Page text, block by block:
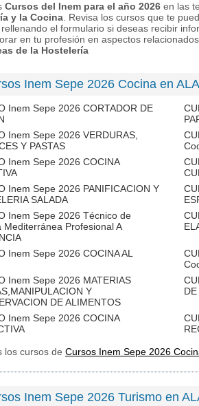
Cursos del Inem para el año 2026 en las
y la Cocina . Revisa los cursos que te
el formulario si deseas recibir
en tu profesión en aspectos
de la Hostelería
Inem Sepe 2026 Cocina en
Inem Sepe 2026 CORTADOR DE
Inem Sepe 2026 VERDURAS,
Y PASTAS
Inem Sepe 2026 COCINA
Inem Sepe 2026 PANIFICACION Y
SALADA
Inem Sepe 2026 Técnico de
Mediterránea Profesional A
Inem Sepe 2026 COCINA AL
Inem Sepe 2026 MATERIAS
Y
DE ALIMENTOS
Inem Sepe 2026 COCINA
los cursos de Cursos Inem Sepe 2026
Inem Sepe 2026 Turismo en